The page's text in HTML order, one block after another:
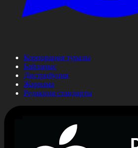
Корпорация туралы
Байланыс
Дистрибуция
Жарнама
Редакция стандарты